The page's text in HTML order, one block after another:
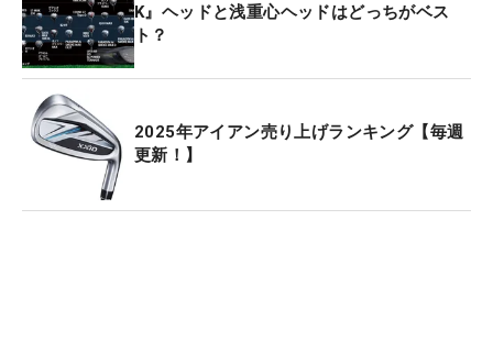
K』ヘッドと浅重心ヘッドはどっちがベス
ト？
2025年アイアン売り上げランキング【毎週
更新！】